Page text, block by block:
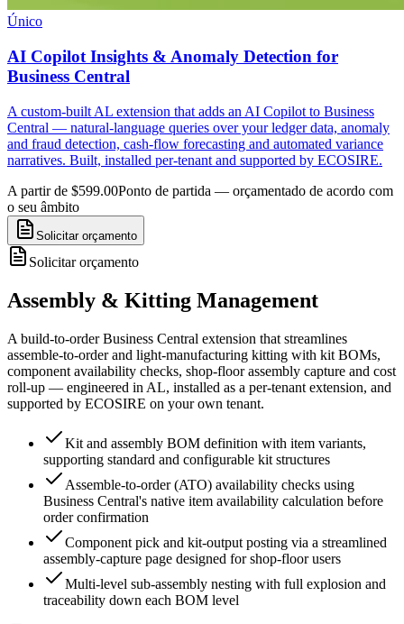
Único
AI Copilot Insights & Anomaly Detection for
Business Central
A custom-built AL extension that adds an AI Copilot to Business
Central — natural-language queries over your ledger data, anomaly
and fraud detection, cash-flow forecasting and automated variance
narratives. Built, installed per-tenant and supported by ECOSIRE.
A partir de $599.00Ponto de partida — orçamentado de acordo com
o seu âmbito
Solicitar orçamento
Solicitar orçamento
Assembly & Kitting Management
A build-to-order Business Central extension that streamlines
assemble-to-order and light-manufacturing kitting with kit BOMs,
component availability checks, shop-floor assembly capture and cost
roll-up — engineered in AL, installed as a per-tenant extension, and
supported by ECOSIRE on your own tenant.
Kit and assembly BOM definition with item variants,
supporting standard and configurable kit structures
Assemble-to-order (ATO) availability checks using
Business Central's native item availability calculation before
order confirmation
Component pick and kit-output posting via a streamlined
assembly-capture page designed for shop-floor users
Multi-level sub-assembly nesting with full explosion and
traceability down each BOM level